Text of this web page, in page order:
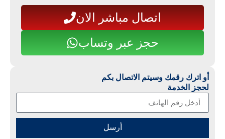
اتصال مباشر الان
حجز عبر وتساب
أو اترك رقمك وسيتم الاتصال بكم
لحجز الخدمة
أرسل